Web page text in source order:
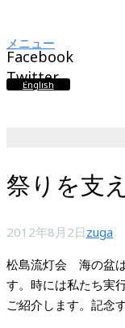
メニュー
English
Facebook
Twitter
祭りを支
2012年8月2日zuga
松島流灯会 海の盆
す。時には私たち実
ご紹介します。記念